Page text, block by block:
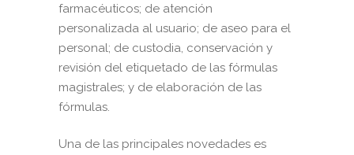
farmacéuticos; de atención
personalizada al usuario; de aseo para el
personal; de custodia, conservación y
revisión del etiquetado de las fórmulas
magistrales; y de elaboración de las
fórmulas.
Una de las principales novedades es